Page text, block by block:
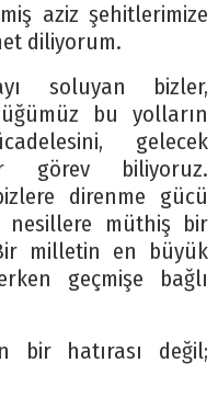
aziz şehitlerimize
diliyorum.
soluyan bizler,
bu yolların
gelecek
görev biliyoruz.
direnme gücü
nesillere müthiş bir
milletin en büyük
geçmişe bağlı
bir hatırası değil;